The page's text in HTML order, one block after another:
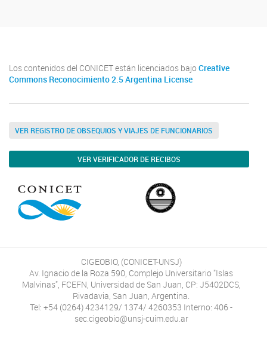
Los contenidos del CONICET están licenciados bajo Creative
Commons Reconocimiento 2.5 Argentina License
VER REGISTRO DE OBSEQUIOS Y VIAJES DE FUNCIONARIOS
VER VERIFICADOR DE RECIBOS
CIGEOBIO, (CONICET-UNSJ)
Av. Ignacio de la Roza 590, Complejo Universitario "Islas
Malvinas", FCEFN, Universidad de San Juan, CP: J5402DCS,
Rivadavia, San Juan, Argentina.
Tel: +54 (0264) 4234129/ 1374/ 4260353 Interno: 406 -
sec.cigeobio@unsj-cuim.edu.ar